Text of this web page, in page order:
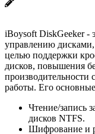
iBoysoft DiskGeeker -
управлению дисками,
целью поддержки
дисков, повышения
работы. Его
Чтение/запись
дисков NTFS.
Шифрование и